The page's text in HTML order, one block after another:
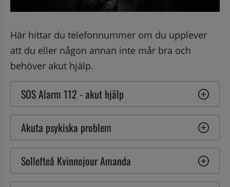
Här hittar du telefonnummer om du upplever
att du eller någon annan inte mår bra och
behöver akut hjälp.
SOS Alarm 112 - akut hjälp
Akuta psykiska problem
Sollefteå Kvinnojour Amanda